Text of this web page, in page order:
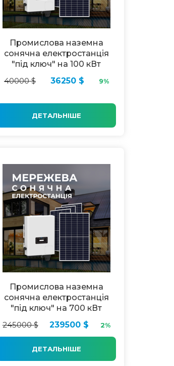
Промислова наземна
сонячна електростанція
"під ключ" на 100 кВт
40000 $
36250 $ 9%
ДЕТАЛЬНІШЕ
Промислова наземна
сонячна електростанція
"під ключ" на 700 кВт
245000 $
239500 $ 2%
ДЕТАЛЬНІШЕ